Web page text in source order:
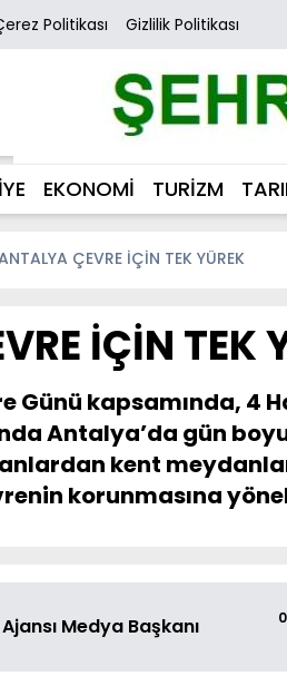
Politikası Gizlilik Politikası
EKONOMİ TURİZM
ÇEVRE İÇİN TEK YÜREK
İÇİN TEK
Günü kapsamında,
Antalya’da gün
kent
korunmasına
Medya Başkanı